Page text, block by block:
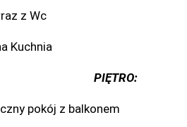
z Wc
Kuchnia
PIĘTRO:
pokój z balkonem